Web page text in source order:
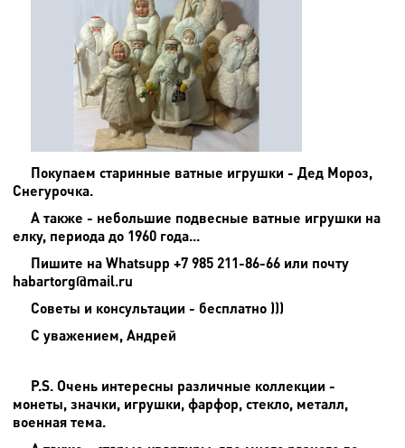
Покупаем старинные ватные игрушки - Дед Мороз,
Снегурочка.
А также - небольшие подвесные ватные игрушки на
елку, периода до 1960 года...
Пишите на Whatsupp +7 985 211-86-66 или почту
habartorg@mail.ru
Советы и консультации - бесплатно )))
С уважением, Андрей
P.S. Очень интересны различные коллекции -
монеты, значки, игрушки, фарфор, стекло, металл,
военная тема.